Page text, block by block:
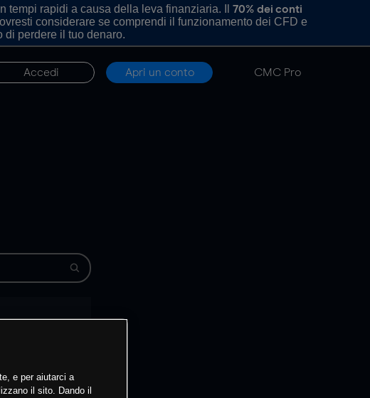
tempi rapidi a causa della leva finanziaria. Il 70% dei conti
considerare se comprendi il funzionamento dei CFD e
di perdere il tuo denaro.
Accedi Apri un conto CMC Pro
e per aiutarci a
il sito. Dando il